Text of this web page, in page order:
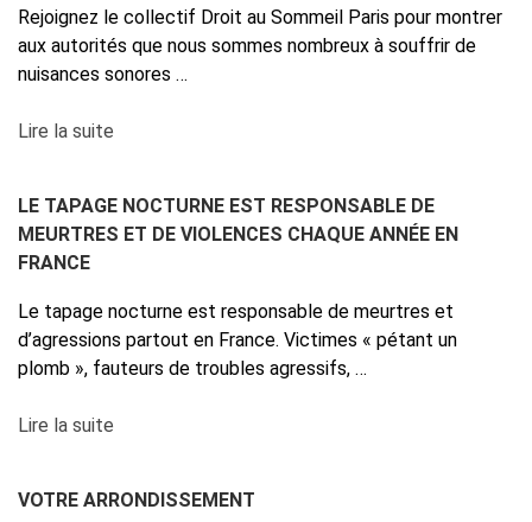
Rejoignez le collectif Droit au Sommeil Paris pour montrer
aux autorités que nous sommes nombreux à souffrir de
nuisances sonores …
Lire la suite
LE TAPAGE NOCTURNE EST RESPONSABLE DE
MEURTRES ET DE VIOLENCES CHAQUE ANNÉE EN
FRANCE
Le tapage nocturne est responsable de meurtres et
d’agressions partout en France. Victimes « pétant un
plomb », fauteurs de troubles agressifs, …
Lire la suite
VOTRE ARRONDISSEMENT